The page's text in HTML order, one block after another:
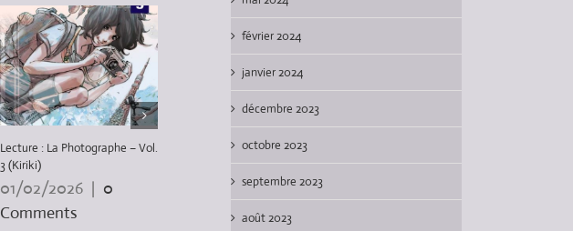
Lecture : La Photographe – Vol.
3 (Kiriki)
01/02/2026 | 0
Comments
Lecture : La Photographe – Vol.
25/01/2026 | 0
Comments
1 (Kiriki)
février 2024
janvier 2024
décembre 2023
octobre 2023
septembre 2023
août 2023